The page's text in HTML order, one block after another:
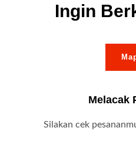
Ingin
Melacak
Silakan cek